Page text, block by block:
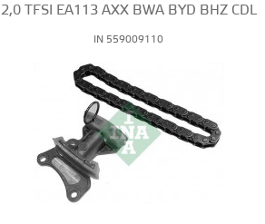
2,0 TFSI EA113 AXX BWA BYD BHZ CDL
IN 559009110